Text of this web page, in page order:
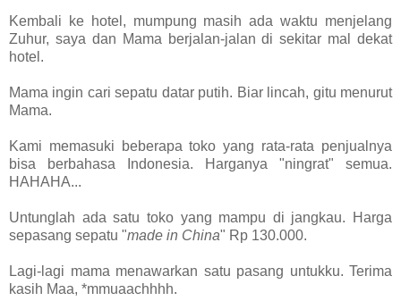
Kembali ke hotel, mumpung masih ada waktu menjelang
Zuhur, saya dan Mama berjalan-jalan di sekitar mal dekat
hotel.
Mama ingin cari sepatu datar putih. Biar lincah, gitu menurut
Mama.
Kami memasuki beberapa toko yang rata-rata penjualnya
bisa berbahasa Indonesia. Harganya "ningrat" semua.
HAHAHA...
Untunglah ada satu toko yang mampu di jangkau. Harga
sepasang sepatu "made in China" Rp 130.000.
Lagi-lagi mama menawarkan satu pasang untukku. Terima
kasih Maa, *mmuaachhhh.